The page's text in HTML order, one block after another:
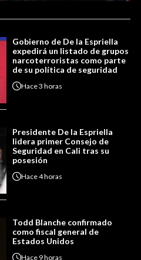
Gobierno de De la Espriella
expedirá un listado de grupos
narcoterroristas como parte
de su política de seguridad
Hace3 horas
Presidente De la Espriella
lidera primer Consejo de
Seguridad en Cali tras su
posesión
Hace4 horas
Todd Blanche confirmado
como fiscal general de
Estados Unidos
Hace 9 horas